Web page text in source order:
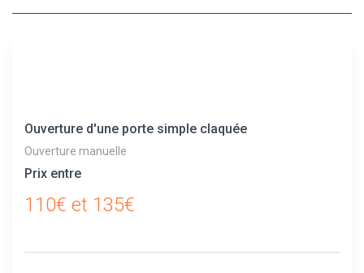
Ouverture d'une porte simple claquée
Ouverture manuelle
Prix entre
110€ et 135€